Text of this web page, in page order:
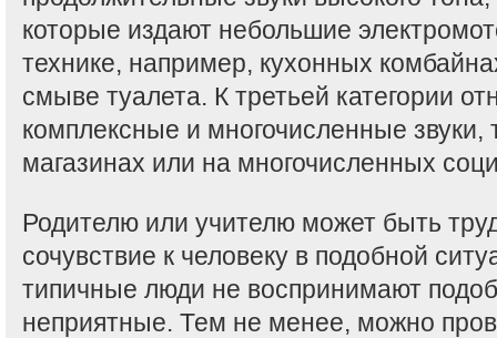
которые издают небольшие
технике, например, кухонных
смыве туалета. К третьей категории
комплексные и многочисленные звуки,
магазинах или на многочисленных
Родителю или учителю может быть
сочувствие к человеку в подобной
типичные люди не воспринимают
неприятные. Тем не менее, можно